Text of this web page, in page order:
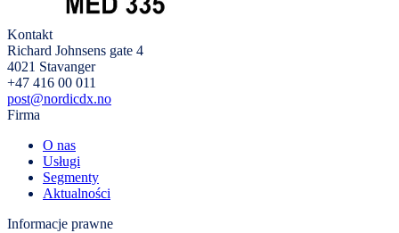
Kontakt
Richard Johnsens gate 4
4021 Stavanger
+47 416 00 011
post@nordicdx.no
Firma
O nas
Usługi
Segmenty
Aktualności
Informacje prawne